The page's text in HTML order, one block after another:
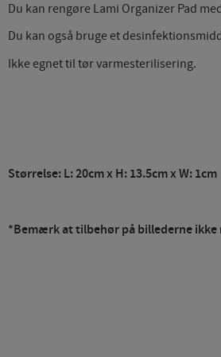
Du kan rengøre Lami Organizer Pad
Du kan også bruge et
Ikke egnet til tør varmesterilisering.
Størrelse: L: 20cm x H: 13.5cm x W: 1cm
*Bemærk at tilbehør på billederne ikke